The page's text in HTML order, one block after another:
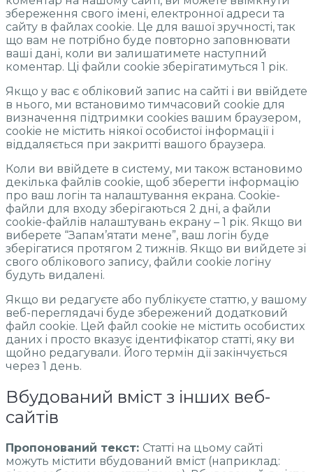
збереження свого імені, електронної адреси та
сайту в файлах cookie. Це для вашої зручності, так
що вам не потрібно буде повторно заповнювати
ваші дані, коли ви залишатимете наступний
коментар. Ці файли cookie зберігатимуться 1 рік.
Якщо у вас є обліковий запис на сайті і ви ввійдете
в нього, ми встановимо тимчасовий cookie для
визначення підтримки cookies вашим браузером,
cookie не містить ніякої особистої інформації і
віддаляється при закритті вашого браузера.
Коли ви ввійдете в систему, ми також встановимо
декілька файлів cookie, щоб зберегти інформацію
про ваш логін та налаштування екрана. Cookie-
файли для входу зберігаються 2 дні, а файли
cookie-файлів налаштувань екрану – 1 рік. Якщо ви
виберете “Запам’ятати мене”, ваш логін буде
зберігатися протягом 2 тижнів. Якщо ви вийдете зі
свого облікового запису, файли cookie логіну
будуть видалені.
Якщо ви редагуєте або публікуєте статтю, у вашому
веб-переглядачі буде збережений додатковий
файл cookie. Цей файл cookie не містить особистих
даних і просто вказує ідентифікатор статті, яку ви
щойно редагували. Його термін дії закінчується
через 1 день.
Вбудований вміст з інших веб-
сайтів
Пропонований текст: Статті на цьому сайті
можуть містити вбудований вміст (наприклад: